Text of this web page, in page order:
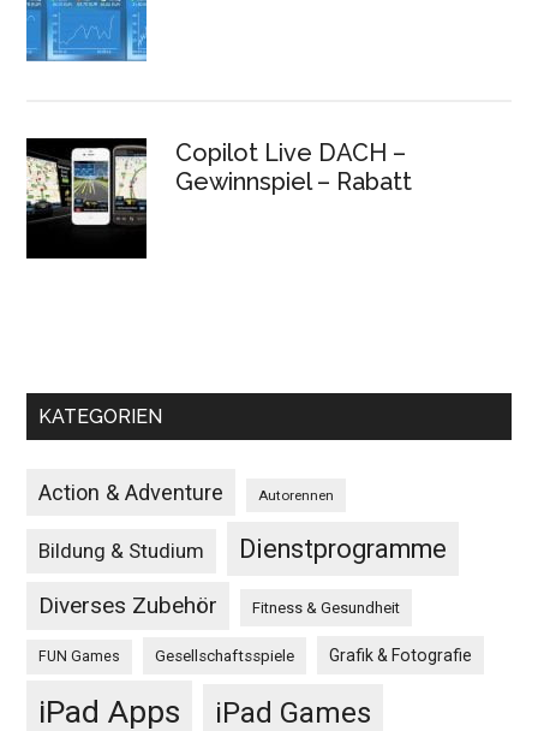
Copilot Live DACH –
Gewinnspiel – Rabatt
KATEGORIEN
Action & Adventure Autorennen
Bildung & Studium Dienstprogramme
Diverses Zubehör Fitness & Gesundheit
FUN Games Gesellschaftsspiele Grafik & Fotografie
iPad Apps iPad Games